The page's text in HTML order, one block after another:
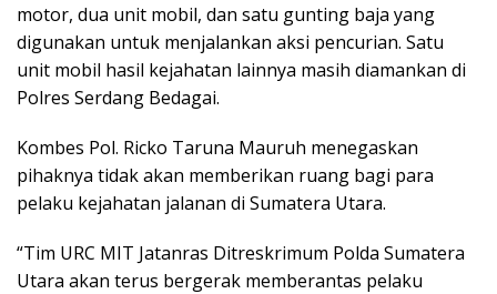
motor, dua unit mobil, dan satu gunting baja yang
digunakan untuk menjalankan aksi pencurian. Satu
unit mobil hasil kejahatan lainnya masih diamankan di
Polres Serdang Bedagai.
Kombes Pol. Ricko Taruna Mauruh menegaskan
pihaknya tidak akan memberikan ruang bagi para
pelaku kejahatan jalanan di Sumatera Utara.
“Tim URC MIT Jatanras Ditreskrimum Polda Sumatera
Utara akan terus bergerak memberantas pelaku